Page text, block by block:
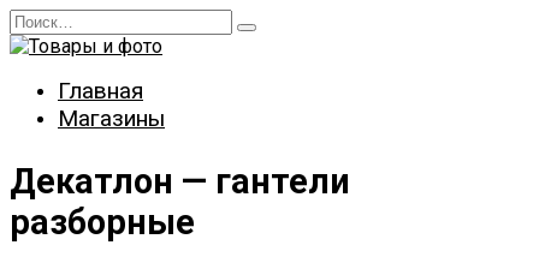
Перейти
к
Search
for:
Главная
Магазины
Декатлон — гантели
разборные